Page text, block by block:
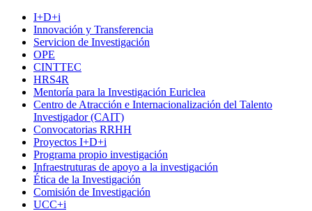
I+D+i
Innovación y Transferencia
Servicion de Investigación
OPE
CINTTEC
HRS4R
Mentoría para la Investigación Euriclea
Centro de Atracción e Internacionalización del Talento
Investigador (CAIT)
Convocatorias RRHH
Proyectos I+D+i
Programa propio investigación
Infraestruturas de apoyo a la investigación
Ética de la Investigación
Comisión de Investigación
UCC+i